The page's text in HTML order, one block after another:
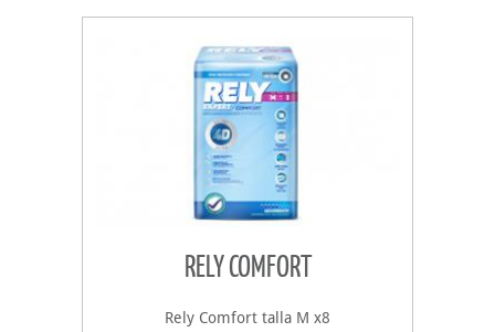
RELY COMFORT
Rely Comfort talla M x8